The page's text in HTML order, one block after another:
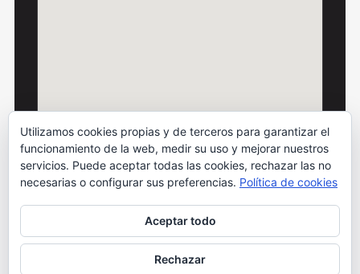
© 2026 Motos Carbó · Todos los derechos
reservados
Condiciones de usoCláusulas legales
Política de cookiesPrivacidad redes sociales
Utilizamos cookies propias y de terceros para garantizar el
funcionamiento de la web, medir su uso y mejorar nuestros
servicios. Puede aceptar todas las cookies, rechazar las no
necesarias o configurar sus preferencias. Política de cookies
Aceptar todo
Rechazar